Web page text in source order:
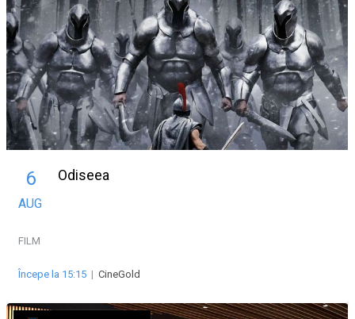
6
AUG
Odiseea
FILM
Începe la 15:15 | CineGold